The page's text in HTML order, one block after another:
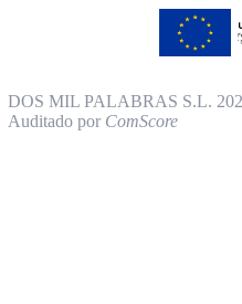
DOS MIL PALABRAS S.L.
Auditado por ComScore